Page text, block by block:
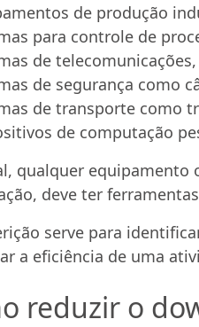
de produção
para controle de
de
de segurança como
de transporte como
de computação
qualquer
deve ter
serve para
a eficiência de uma
reduzir o